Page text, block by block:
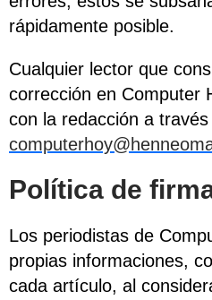
rápidamente posible.
Cualquier lector que
corrección en Computer
con la redacción a
Política de
Los periodistas de
propias informaciones,
cada artículo, al